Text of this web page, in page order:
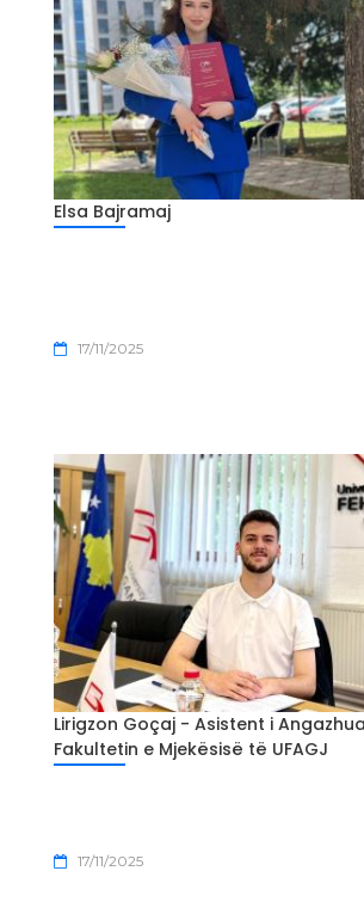
Elsa Bajramaj
17/11/2025
Lirigzon Goçaj - Asistent i
Fakultetin e Mjekësisë të UFAGJ
17/11/2025